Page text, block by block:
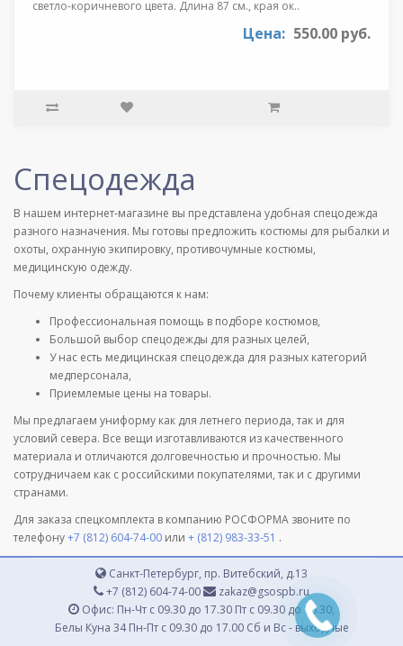
светло-коричневого цвета. Длина 87 см., края ок..
Цена: 550.00 руб.
Спецодежда
В нашем интернет-магазине вы представлена удобная спецодежда
разного назначения. Мы готовы предложить костюмы для рыбалки и
охоты, охранную экипировку, противочумные костюмы,
медицинскую одежду.
Почему клиенты обращаются к нам:
Профессиональная помощь в подборе костюмов,
Большой выбор спецодежды для разных целей,
У нас есть медицинская спецодежда для разных категорий
медперсонала,
Приемлемые цены на товары.
Мы предлагаем униформу как для летнего периода, так и для
условий севера. Все вещи изготавливаются из качественного
материала и отличаются долговечностью и прочностью. Мы
сотрудничаем как с российскими покупателями, так и с другими
странами.
Для заказа спецкомплекта в компанию РОСФОРМА звоните по
телефону+7 (812) 604-74-00 или + (812) 983-33-51 .
Санкт-Петербург, пр. Витебский, д.13
+7 (812) 604-74-00
zakaz@gsospb.ru
Офис: Пн-Чт с 09.30 до 17.30 Пт с 09.30 до 16.30,
Белы Куна 34 Пн-Пт с 09.30 до 17.00 Сб и Вс - выходные